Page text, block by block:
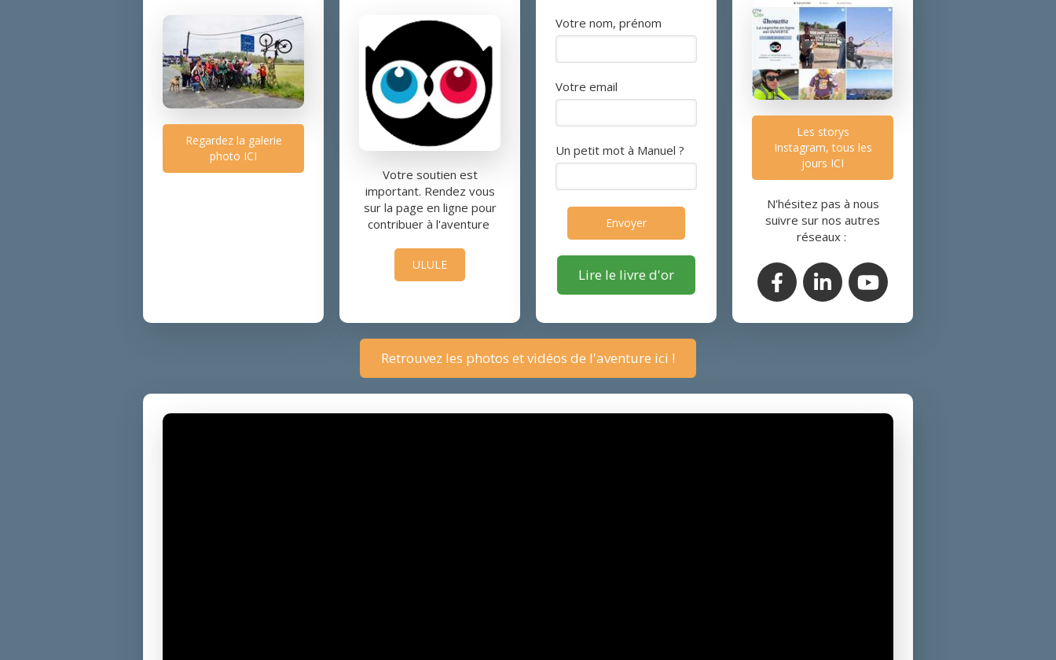
Regardez la galerie
photo ICI
Votre soutien est
important. Rendez vous
sur la page en ligne pour
contribuer à l'aventure
ULULE
Votre nom, prénom
Votre email
Un petit mot à Manuel ?
Envoyer
Lire le livre d'or
Les storys
Instagram, tous les
jours ICI
N'hésitez pas à nous
suivre sur nos autres
réseaux :
Retrouvez les photos et vidéos de l'aventure ici !